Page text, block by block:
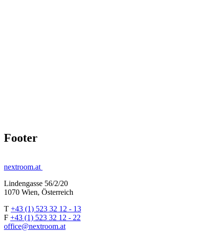
Footer
nextroom.at
Lindengasse 56/2/20
1070 Wien, Österreich
T +43 (1) 523 32 12 - 13
F +43 (1) 523 32 12 - 22
office@nextroom.at